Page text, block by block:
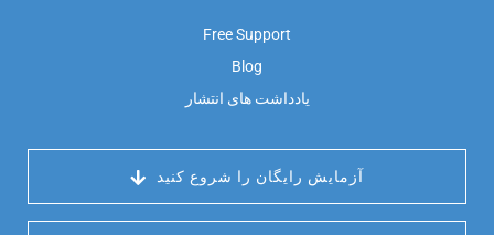
Free Support
Blog
یادداشت های انتشار
آزمایش رایگان را شروع کنید